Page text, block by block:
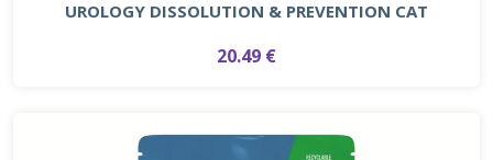
UROLOGY DISSOLUTION & PREVENTION CAT
20.49 €